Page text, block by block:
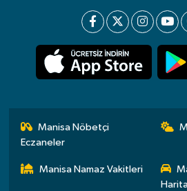
Manisa Nöbetçi
Eczaneler
Manisa Namaz Vakitleri